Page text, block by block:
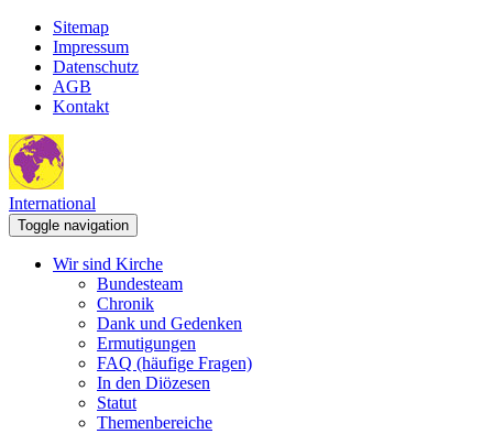
Sitemap
Impressum
Datenschutz
AGB
Kontakt
International
Toggle navigation
Wir sind Kirche
Bundesteam
Chronik
Dank und Gedenken
Ermutigungen
FAQ (häufige Fragen)
In den Diözesen
Statut
Themenbereiche